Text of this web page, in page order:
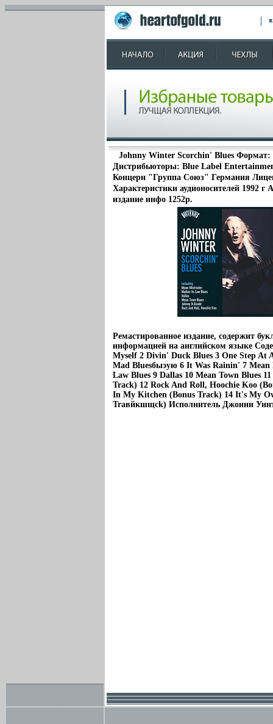
Johnny Winter Scorchin' Blues
Дистрибьюторы: Blue Label
Концерн "Группа Союз" Германия
Характеристики аудионосителей 1992
издание инфо 1252p.
Ремастированное издание, содержит
информацией на английском языке
Myself 2 Divin' Duck Blues 3 One Step At
Mad Bluesбыэую 6 It Was Rainin' 7
Law Blues 9 Dallas 10 Mean Town Blues
Track) 12 Rock And Roll, Hoochie Koo
In My Kitchen (Bonus Track) 14 It's My
Traвйкшщck) Исполнитель Джонни